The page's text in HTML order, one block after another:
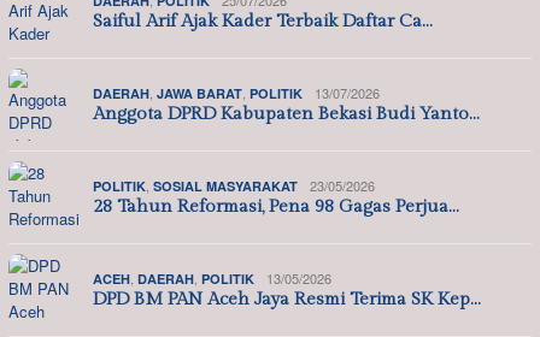
Saiful Arif Ajak Kader Terbaik Daftar Ca…
DAERAH JAWA BARAT POLITIK 13/07/2026
Anggota DPRD Kabupaten Bekasi Budi Yanto…
POLITIK SOSIAL MASYARAKAT 23/05/2026
28 Tahun Reformasi, Pena 98 Gagas Perjua…
ACEH DAERAH POLITIK 13/05/2026
DPD BM PAN Aceh Jaya Resmi Terima SK Kep…